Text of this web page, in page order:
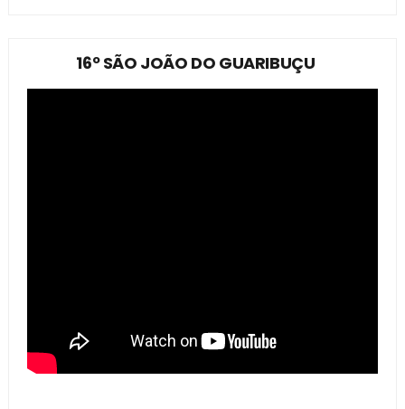
16º SÃO JOÃO DO GUARIBUÇU